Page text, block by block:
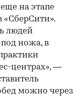
на этапе
«СберСити».
людей
ножа, в
центрах», —
можно через